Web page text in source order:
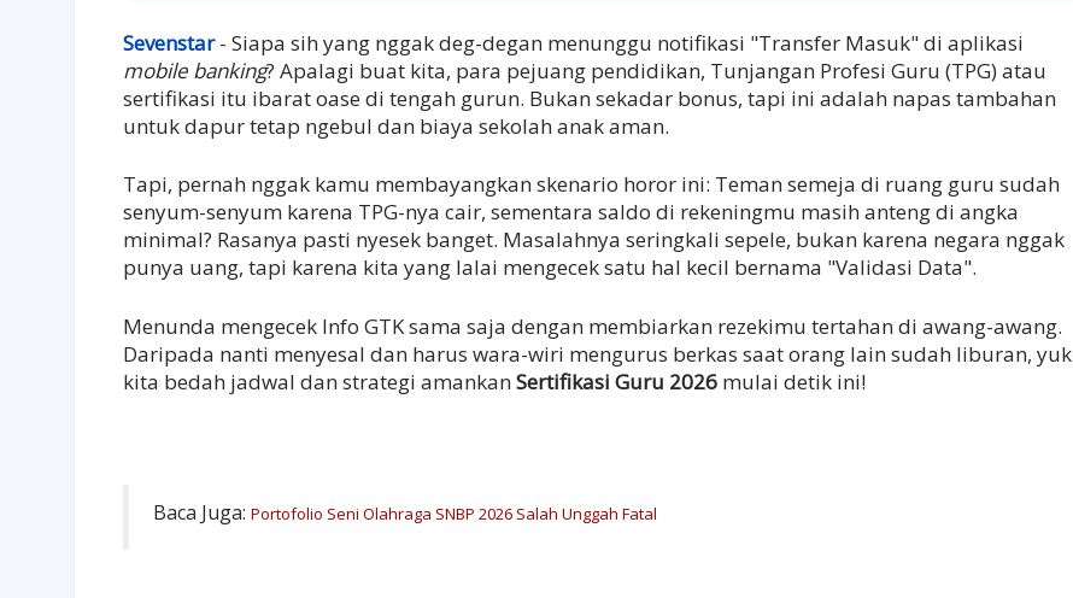
Sevenstar- Siapa sih yang nggak deg-degan menunggu notifikasi "Transfer Masuk" di aplikasi
mobile banking? Apalagi buat kita, para pejuang pendidikan, Tunjangan Profesi Guru (TPG) atau
sertifikasi itu ibarat oase di tengah gurun. Bukan sekadar bonus, tapi ini adalah napas tambahan
untuk dapur tetap ngebul dan biaya sekolah anak aman.
Tapi, pernah nggak kamu membayangkan skenario horor ini: Teman semeja di ruang guru sudah
senyum-senyum karena TPG-nya cair, sementara saldo di rekeningmu masih anteng di angka
minimal? Rasanya pasti nyesek banget. Masalahnya seringkali sepele, bukan karena negara nggak
punya uang, tapi karena kita yang lalai mengecek satu hal kecil bernama "Validasi Data".
Menunda mengecek Info GTK sama saja dengan membiarkan rezekimu tertahan di awang-awang.
Daripada nanti menyesal dan harus wara-wiri mengurus berkas saat orang lain sudah liburan, yuk
kita bedah jadwal dan strategi amankanSertifikasi Guru 2026 mulai detik ini!
Baca Juga: Portofolio Seni Olahraga SNBP 2026 Salah Unggah Fatal